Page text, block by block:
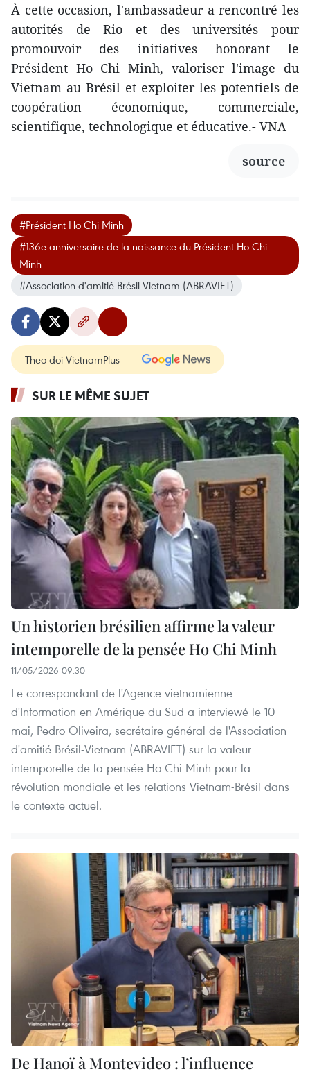
À cette occasion, l'ambassadeur a rencontré les
autorités de Rio et des universités pour
promouvoir des initiatives honorant le
Président Ho Chi Minh, valoriser l'image du
Vietnam au Brésil et exploiter les potentiels de
coopération économique, commerciale,
scientifique, technologique et éducative.- VNA
source
#Président Ho Chi Minh
#136e anniversaire de la naissance du Président Ho Chi
Minh
#Association d'amitié Brésil-Vietnam (ABRAVIET)
Theo dõi VietnamPlus
SUR LE MÊME SUJET
Un historien brésilien affirme la valeur
intemporelle de la pensée Ho Chi Minh
11/05/2026 09:30
Le correspondant de l'Agence vietnamienne
d'Information en Amérique du Sud a interviewé le 10
mai, Pedro Oliveira, secrétaire général de l'Association
d'amitié Brésil-Vietnam (ABRAVIET) sur la valeur
intemporelle de la pensée Ho Chi Minh pour la
révolution mondiale et les relations Vietnam-Brésil dans
le contexte actuel.
De Hanoï à Montevideo : l’influence